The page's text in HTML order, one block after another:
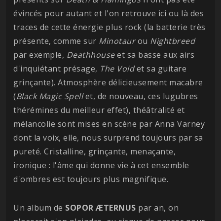
évincés pour autant et l'on retrouve ici ou là des
traces de cette énergie plus rock (la batterie très
présente, comme sur Minotaurou Nightbreed
par exemple, Deathhouseet sa basse aux airs
d'inquiétant présage, The Voidet sa guitare
grinçante). Atmosphère délicieusement macabre
(Black Magic Spellet, de nouveau, ces lugubres
thérémines du meilleur effet), théâtralité et
mélancolie sont mises en scène par Anna Varney
dont la voix, elle, nous surprend toujours par sa
pureté. Cristalline, grinçante, menaçante,
ironique : l'âme qui donne vie à cet ensemble
d'ombres est toujours plus magnifique.
Un album de SOPOR ÆTERNUS par an, on